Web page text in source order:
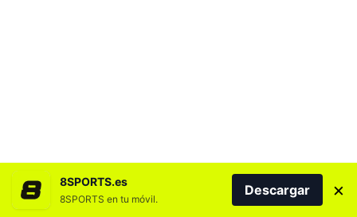
8SPORTS.es
8SPORTS en tu móvil.
Descargar ×